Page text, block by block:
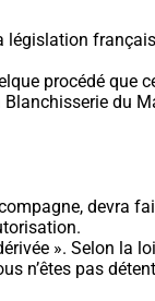
procédé que
du
devra
». Selon la
n’êtes pas